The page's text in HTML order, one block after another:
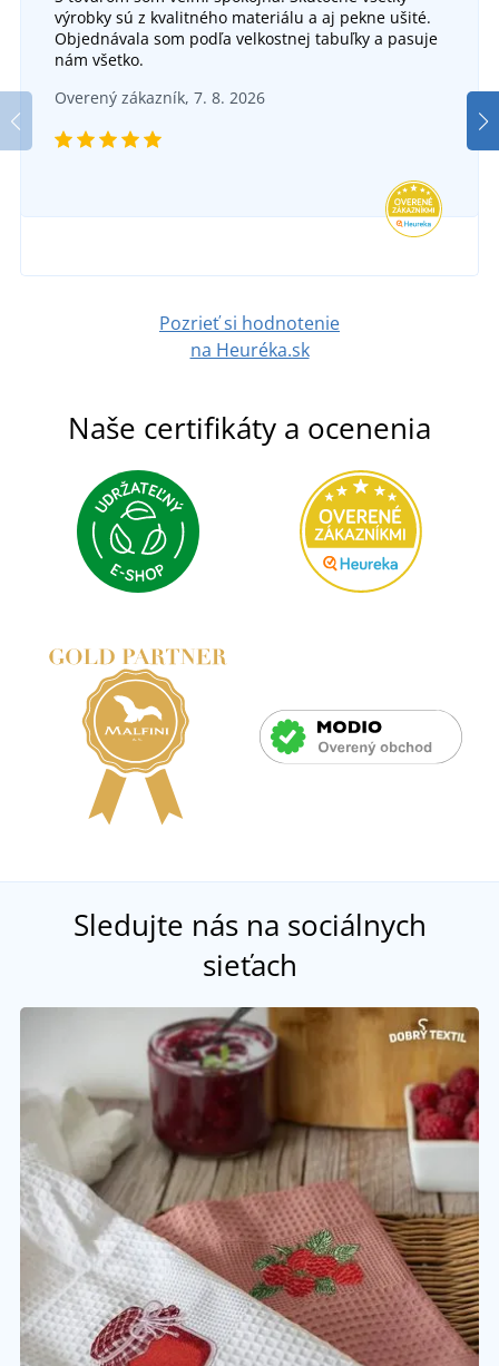
výrobky sú z kvalitného materiálu a aj pekne ušité.
Objednávala som podľa velkostnej tabuľky a pasuje
nám všetko.
Overený zákazník, 7. 8. 2026
Pozrieť si hodnotenie
na Heuréka.sk
Naše certifikáty a ocenenia
Sledujte nás na sociálnych
sieťach